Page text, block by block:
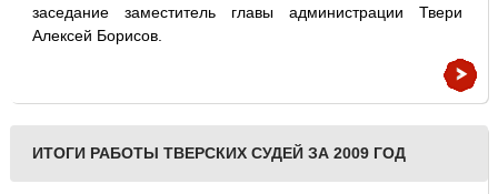
заседание заместитель главы администрации Твери
Алексей Борисов.
ИТОГИ РАБОТЫ ТВЕРСКИХ СУДЕЙ ЗА 2009 ГОД